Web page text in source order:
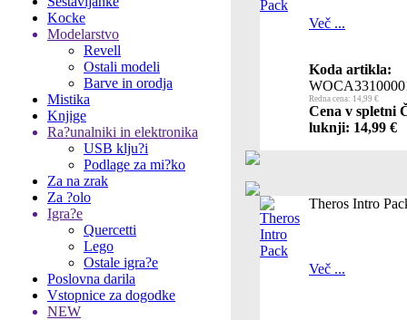
Kocke
Modelarstvo
Revell
Ostali modeli
Barve in orodja
Mistika
Knjige
Ra?unalniki in elektronika
USB klju?i
Podlage za mi?ko
Za na zrak
Za ?olo
Igra?e
Quercetti
Lego
Ostale igra?e
Poslovna darila
Vstopnice za dogodke
NEW
Več ...
Koda artikla:
Redna cena: 14,99 €
Cena v spletni
luknji: 14,99 €
Theros Intro
Več ...